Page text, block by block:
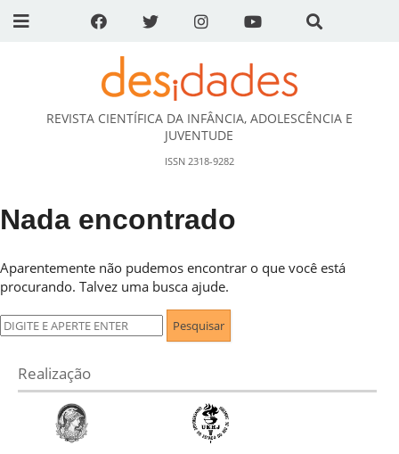
DESidades
REVISTA CIENTÍFICA DA INFÂNCIA, ADOLESCÊNCIA E
JUVENTUDE
ISSN 2318-9282
Nada encontrado
Aparentemente não pudemos encontrar o que você está
procurando. Talvez uma busca ajude.
Pesquisar
por:
Realização